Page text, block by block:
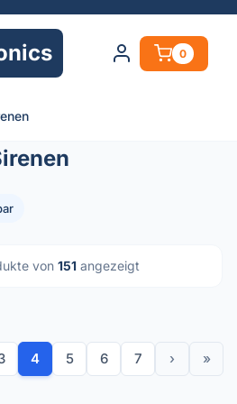
0
von 151 angezeigt
4 5 6 7 › »